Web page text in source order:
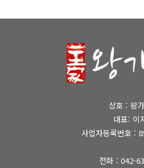
상호 : 왕
대표: 이
사업자등록번호 :
전화 : 042-